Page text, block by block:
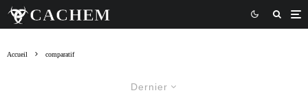
Accueil comparatif
Dernier